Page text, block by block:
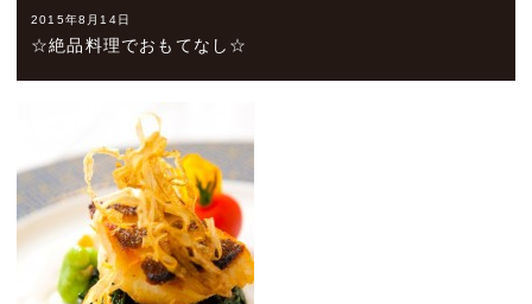
2015年8月14日
☆絶品料理でおもてなし☆